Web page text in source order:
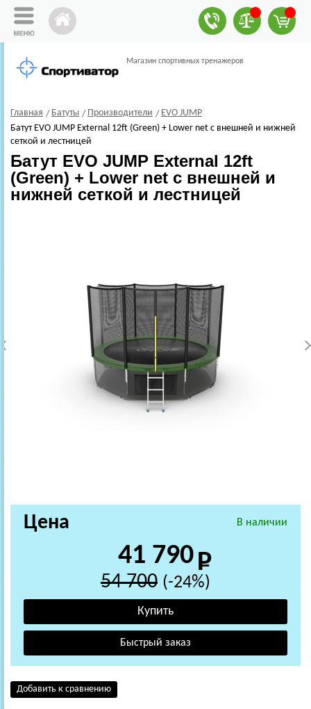
Магазин спортивных тренажеров
Главная Батуты Производители
EVO JUMP
Батут EVO JUMP External 12ft (Green) + Lower net с внешней и нижней
сеткой и лестницей
Батут EVO JUMP External 12ft
(Green) + Lower net с внешней и
нижней сеткой и лестницей
В наличии
Цена
41 790
54 700 (-24%)
Добавить к сравнению